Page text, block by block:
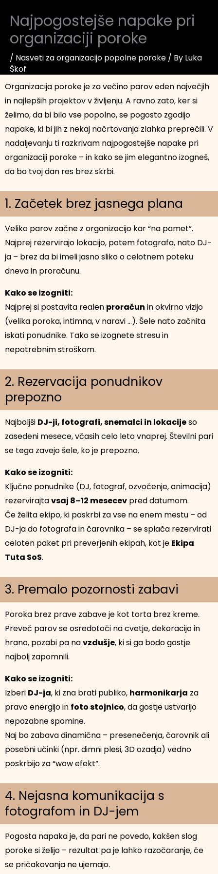
Najpogostejše napake pri
organizaciji poroke
/ Nasveti za organizacijo popolne poroke / By Luka
Škof
Organizacija poroke je za večino parov eden največjih
in najlepših projektov v življenju. A ravno zato, ker si
želimo, da bi bilo vse popolno, se pogosto zgodijo
napake, ki bi jih z nekaj načrtovanja zlahka preprečili. V
nadaljevanju ti razkrivam najpogostejše napake pri
organizaciji poroke – in kako se jim elegantno izogneš,
da bo tvoj dan res brez skrbi.
1. Začetek brez jasnega plana
Veliko parov začne z organizacijo kar “na pamet”.
Najprej rezervirajo lokacijo, potem fotografa, nato DJ-
ja – brez da bi imeli jasno sliko o celotnem poteku
dneva in proračunu.
Kako se izogniti:
Najprej si postavita realen proračun in okvirno vizijo
(velika poroka, intimna, v naravi …). Šele nato začnita
iskati ponudnike. Tako se izognete stresu in
nepotrebnim stroškom.
2. Rezervacija ponudnikov
prepozno
Najboljši DJ-ji, fotografi, snemalci in lokacijeso
zasedeni mesece, včasih celo leto vnaprej. Številni pari
se tega zavejo šele, ko je prepozno.
Kako se izogniti:
Ključne ponudnike (DJ, fotograf, ozvočenje, animacija)
rezervirajtavsaj 8–12 mesecev pred datumom.
Če želita ekipo, ki poskrbi za vse na enem mestu – od
DJ-ja do fotografa in čarovnika – se splača rezervirati
celoten paket pri preverjenih ekipah, kot je Ekipa
Tuta SoS.
3. Premalo pozornosti zabavi
Poroka brez prave zabave je kot torta brez kreme.
Preveč parov se osredotoči na cvetje, dekoracijo in
hrano, pozabi pa navzdušje, ki si ga bodo gostje
najbolj zapomnili.
Kako se izogniti:
Izberi DJ-ja, ki zna brati publiko, harmonikarja za
pravo energijo in foto stojnico, da gostje ustvarijo
nepozabne spomine.
Naj bo zabava dinamična – presenečenja, čarovnik ali
posebni učinki (npr. dimni plesi, 3D ozadja) vedno
poskrbijo za “wow efekt”.
4. Nejasna komunikacija s
fotografom in DJ-jem
Pogosta napaka je, da pari ne povedo, kakšen slog
poroke si želijo – rezultat pa je lahko razočaranje, če
se pričakovanja ne ujemajo.